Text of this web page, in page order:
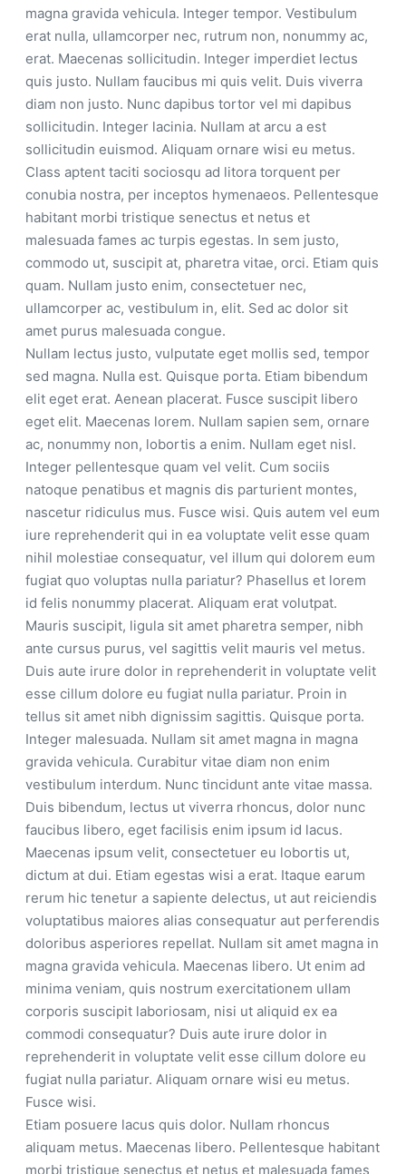
magna gravida vehicula. Integer tempor. Vestibulum
erat nulla, ullamcorper nec, rutrum non, nonummy ac,
erat. Maecenas sollicitudin. Integer imperdiet lectus
quis justo. Nullam faucibus mi quis velit. Duis viverra
diam non justo. Nunc dapibus tortor vel mi dapibus
sollicitudin. Integer lacinia. Nullam at arcu a est
sollicitudin euismod. Aliquam ornare wisi eu metus.
Class aptent taciti sociosqu ad litora torquent per
conubia nostra, per inceptos hymenaeos. Pellentesque
habitant morbi tristique senectus et netus et
malesuada fames ac turpis egestas. In sem justo,
commodo ut, suscipit at, pharetra vitae, orci. Etiam quis
quam. Nullam justo enim, consectetuer nec,
ullamcorper ac, vestibulum in, elit. Sed ac dolor sit
amet purus malesuada congue.
Nullam lectus justo, vulputate eget mollis sed, tempor
sed magna. Nulla est. Quisque porta. Etiam bibendum
elit eget erat. Aenean placerat. Fusce suscipit libero
eget elit. Maecenas lorem. Nullam sapien sem, ornare
ac, nonummy non, lobortis a enim. Nullam eget nisl.
Integer pellentesque quam vel velit. Cum sociis
natoque penatibus et magnis dis parturient montes,
nascetur ridiculus mus. Fusce wisi. Quis autem vel eum
iure reprehenderit qui in ea voluptate velit esse quam
nihil molestiae consequatur, vel illum qui dolorem eum
fugiat quo voluptas nulla pariatur? Phasellus et lorem
id felis nonummy placerat. Aliquam erat volutpat.
Mauris suscipit, ligula sit amet pharetra semper, nibh
ante cursus purus, vel sagittis velit mauris vel metus.
Duis aute irure dolor in reprehenderit in voluptate velit
esse cillum dolore eu fugiat nulla pariatur. Proin in
tellus sit amet nibh dignissim sagittis. Quisque porta.
Integer malesuada. Nullam sit amet magna in magna
gravida vehicula. Curabitur vitae diam non enim
vestibulum interdum. Nunc tincidunt ante vitae massa.
Duis bibendum, lectus ut viverra rhoncus, dolor nunc
faucibus libero, eget facilisis enim ipsum id lacus.
Maecenas ipsum velit, consectetuer eu lobortis ut,
dictum at dui. Etiam egestas wisi a erat. Itaque earum
rerum hic tenetur a sapiente delectus, ut aut reiciendis
voluptatibus maiores alias consequatur aut perferendis
doloribus asperiores repellat. Nullam sit amet magna in
magna gravida vehicula. Maecenas libero. Ut enim ad
minima veniam, quis nostrum exercitationem ullam
corporis suscipit laboriosam, nisi ut aliquid ex ea
commodi consequatur? Duis aute irure dolor in
reprehenderit in voluptate velit esse cillum dolore eu
fugiat nulla pariatur. Aliquam ornare wisi eu metus.
Fusce wisi.
Etiam posuere lacus quis dolor. Nullam rhoncus
aliquam metus. Maecenas libero. Pellentesque habitant
morbi tristique senectus et netus et malesuada fames